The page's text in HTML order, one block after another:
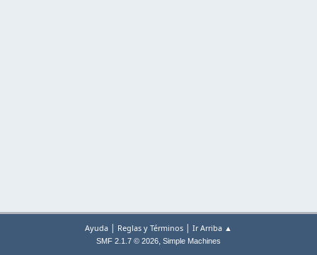
Ayuda | Reglas y Términos | Ir Arriba ▲
SMF 2.1.7 © 2026, Simple Machines